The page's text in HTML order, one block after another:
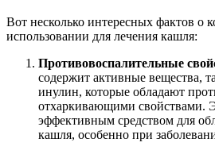
Вот несколько интересных фактов о
использовании для лечения кашля:
Противовоспалительные
содержит активные вещества,
инулин, которые обладают
отхаркивающими свойствами.
эффективным средством для
кашля, особенно при